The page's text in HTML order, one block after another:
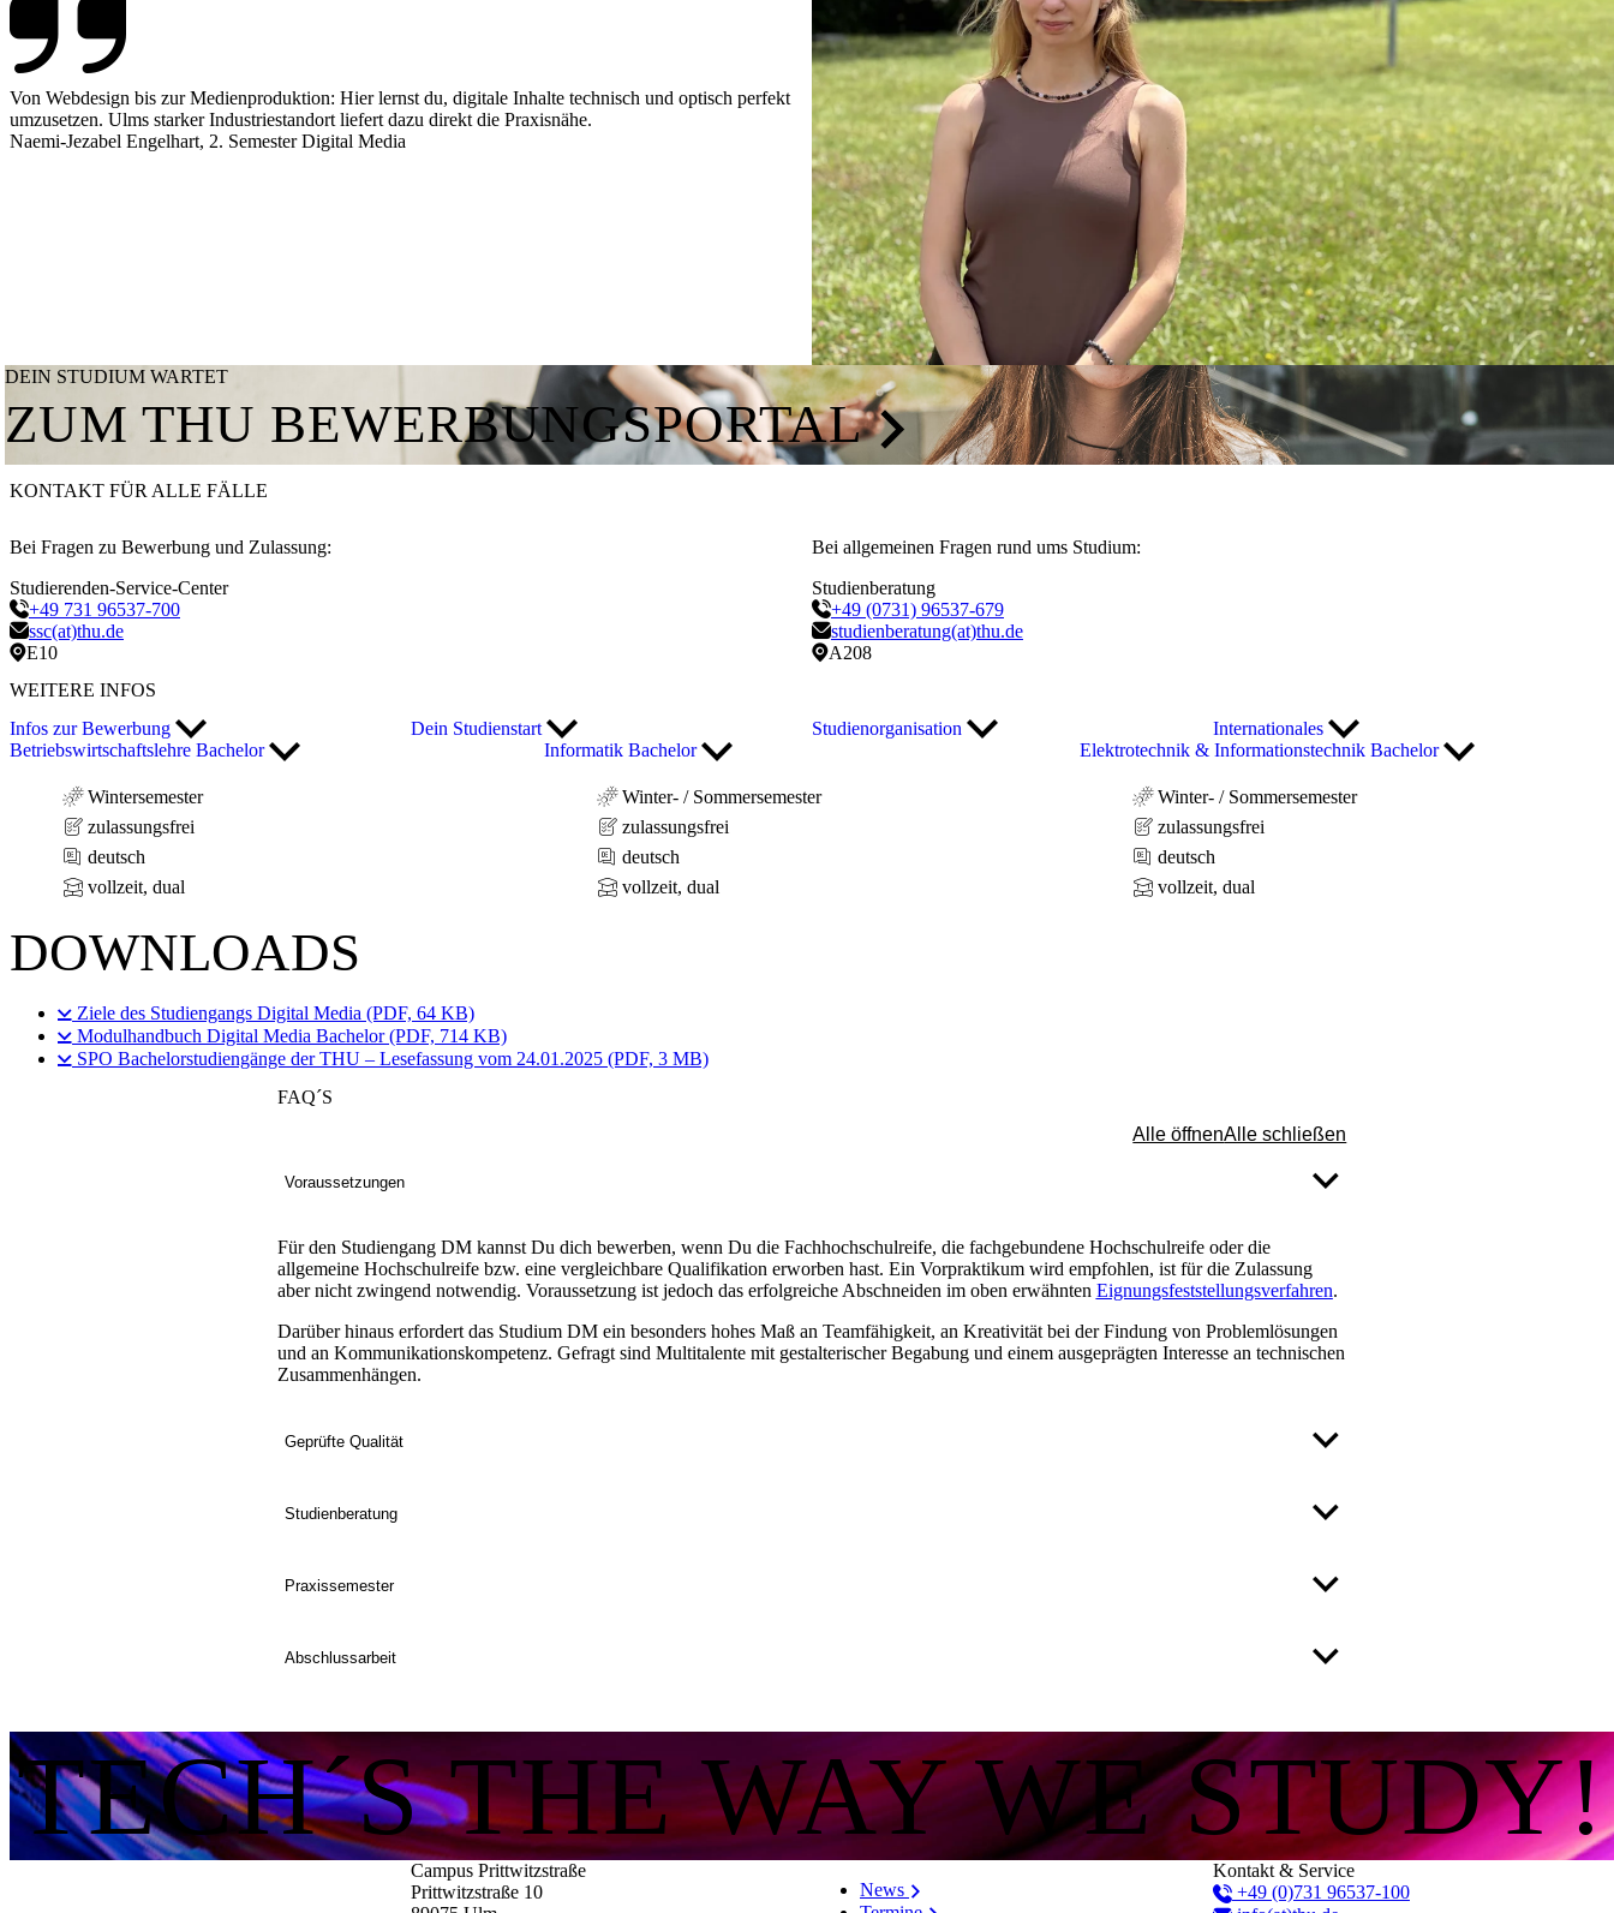
Von Webdesign bis zur Medienproduktion: Hier lernst du, digitale Inhalte technisch und optisch perfekt
umzusetzen. Ulms starker Industriestandort liefert dazu direkt die Praxisnähe.
Naemi-Jezabel Engelhart, 2. Semester Digital Media
DEIN STUDIUM WARTET
ZUM THU BEWERBUNGSPORTAL
KONTAKT FÜR ALLE FÄLLE
Bei Fragen zu Bewerbung und Zulassung:
Bei allgemeinen Fragen rund ums Studium:
Studierenden-Service-Center
+49 731 96537-700
ssc(at)thu.de
E10
Studienberatung
+49 (0731) 96537-679
studienberatung(at)thu.de
A208
WEITERE INFOS
Infos zur Bewerbung
Dein Studienstart Studienorganisation
Internationales
Betriebswirtschaftslehre Bachelor
Wintersemester
zulassungsfrei
deutsch
vollzeit, dual
Informatik Bachelor
Winter- / Sommersemester
zulassungsfrei
deutsch
vollzeit, dual
Elektrotechnik & Informationstechnik Bachelor
Winter- / Sommersemester
zulassungsfrei
deutsch
vollzeit, dual
DOWNLOADS
Ziele des Studiengangs Digital Media (PDF, 64 KB)
Modulhandbuch Digital Media Bachelor (PDF, 714 KB)
SPO Bachelorstudiengänge der THU – Lesefassung vom 24.01.2025 (PDF, 3 MB)
FAQ´S
Alle öffnenAlle schließen
Voraussetzungen
Für den Studiengang DM kannst Du dich bewerben, wenn Du die Fachhochschulreife, die fachgebundene Hochschulreife oder die
allgemeine Hochschulreife bzw. eine vergleichbare Qualifikation erworben hast. Ein Vorpraktikum wird empfohlen, ist für die Zulassung
aber nicht zwingend notwendig. Voraussetzung ist jedoch das erfolgreiche Abschneiden im oben erwähnten Eignungsfeststellungsverfahren.
Darüber hinaus erfordert das Studium DM ein besonders hohes Maß an Teamfähigkeit, an Kreativität bei der Findung von Problemlösungen
und an Kommunikationskompetenz. Gefragt sind Multitalente mit gestalterischer Begabung und einem ausgeprägten Interesse an technischen
Zusammenhängen.
Geprüfte Qualität
Studienberatung
Praxissemester
Abschlussarbeit
TECH´S THE WAY WE STUDY!
Campus Prittwitzstraße
Prittwitzstraße 10
News
Kontakt & Service
+49 (0)731 96537-100